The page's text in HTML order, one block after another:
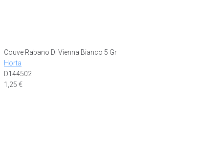
Couve Rabano Di Vienna Bianco 5 Gr
Horta
D144502
1,25 €